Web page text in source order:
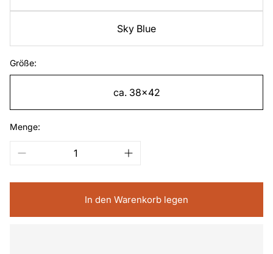
Sky Blue
Größe:
ca. 38x42
Menge:
In den Warenkorb legen